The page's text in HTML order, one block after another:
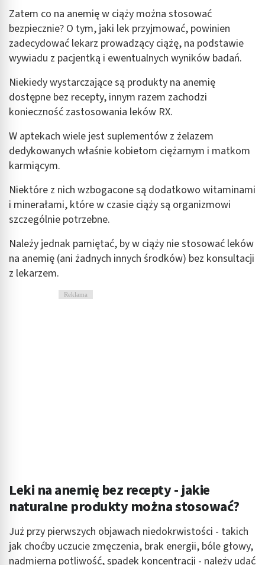
Zatem co na anemię w ciąży można stosować
bezpiecznie? O tym, jaki lek przyjmować, powinien
zadecydować lekarz prowadzący ciążę, na podstawie
wywiadu z pacjentką i ewentualnych wyników badań.
Niekiedy wystarczające są produkty na anemię
dostępne bez recepty, innym razem zachodzi
konieczność zastosowania leków RX.
W aptekach wiele jest suplementów z żelazem
dedykowanych właśnie kobietom ciężarnym i matkom
karmiącym.
Niektóre z nich wzbogacone są dodatkowo witaminami
i minerałami, które w czasie ciąży są organizmowi
szczególnie potrzebne.
Należy jednak pamiętać, by w ciąży nie stosować leków
na anemię (ani żadnych innych środków) bez konsultacji
z lekarzem.
Reklama
Leki na anemię bez recepty - jakie
naturalne produkty można stosować?
Już przy pierwszych objawach niedokrwistości - takich
jak choćby uczucie zmęczenia, brak energii, bóle głowy,
nadmierna potliwość, spadek koncentracji - należy udać
Pomiar efektywności treści
Rozumienie odbiorców dzięki statystyce lub
kombinacji danych z różnych źródeł
Rozwój i ulepszanie usług
Wykorzystywanie ograniczonych danych do
wyboru treści
Użycie dokładnych danych geolokalizacyjnych
Identyfikowanie urządzeń na podstawie
aktywnie żądanych informacji
Cele przetwarzania inne niż IAB:
Niezbędne
Reklama / śledzenie